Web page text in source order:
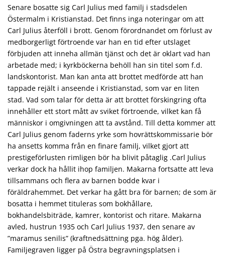
Senare bosatte sig Carl Julius med familj i stadsdelen
Östermalm i Kristianstad. Det finns inga noteringar om att
Carl Julius återföll i brott. Genom förordnandet om förlust av
medborgerligt förtroende var han en tid efter utslaget
förbjuden att inneha allmän tjänst och det är oklart vad han
arbetade med; i kyrkböckerna behöll han sin titel som f.d.
landskontorist. Man kan anta att brottet medförde att han
tappade rejält i anseende i Kristianstad, som var en liten
stad. Vad som talar för detta är att brottet förskingring ofta
innehåller ett stort mått av sviket förtroende, vilket kan få
människor i omgivningen att ta avstånd. Till detta kommer att
Carl Julius genom faderns yrke som hovrättskommissarie bör
ha ansetts komma från en finare familj, vilket gjort att
prestigeförlusten rimligen bör ha blivit påtaglig .Carl Julius
verkar dock ha hållit ihop familjen. Makarna fortsatte att leva
tillsammans och flera av barnen bodde kvar i
föräldrahemmet. Det verkar ha gått bra för barnen; de som är
bosatta i hemmet tituleras som bokhållare,
bokhandelsbiträde, kamrer, kontorist och ritare. Makarna
avled, hustrun 1935 och Carl Julius 1937, den senare av
”maramus senilis” (kraftnedsättning pga. hög ålder).
Familjegraven ligger på Östra begravningsplatsen i